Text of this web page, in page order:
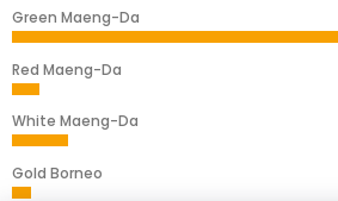
Green Maeng-Da
Red Maeng-Da
White Maeng-Da
Gold Borneo